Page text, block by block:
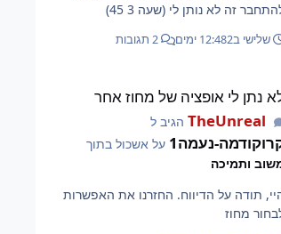
זה לא נותן לי (שעה 3 45)
שלישי ב12:482 ימים 2 תגובות
נתן לי אופציה של מחוז אחר
TheUnrealהגיב ל
נעמה1
על אשכול בתוך
ותמיכה
תודה על הדיווח. החזרנו את האפשרות
מחוז